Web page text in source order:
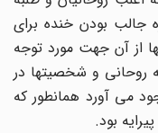
بودن خنده برای
از آن جهت مورد توجه
روحانی و شخصیتها در
آورد همانطور که
بود.